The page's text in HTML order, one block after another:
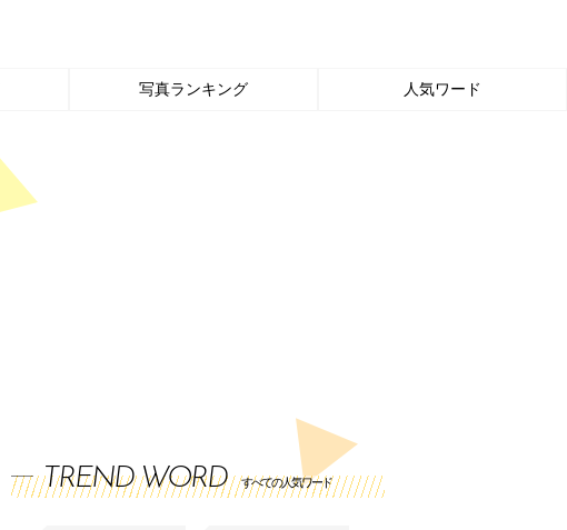
写真ランキング 人気ワード
TREND WORD すべての人気ワード